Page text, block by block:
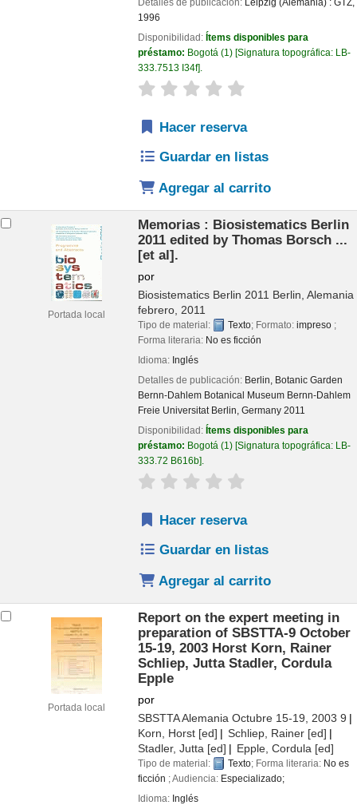
1996
Disponibilidad: Ítems disponibles para
préstamo: Bogotá(1) Signatura topográfica: LB-
333.7513 I34f .
valoración
Hacer reserva
Guardar en listas
Agregar al carrito
Portada local
Memorias : Biosistematics Berlin
2011 edited by Thomas Borsch ...
[et al].
por
Biosistematics Berlin 2011 Berlin, Alemania
febrero, 2011
Tipo de material: Texto; Formato: impreso ;
Forma literaria: No es ficción
Idioma: Inglés
Detalles de publicación: Berlin, Botanic Garden
Bernn-Dahlem Botanical Museum Bernn-Dahlem
Freie Universitat Berlin, Germany 2011
Disponibilidad: Ítems disponibles para
préstamo: Bogotá(1) Signatura topográfica: LB-
333.72 B616b .
valoración
Hacer reserva
Guardar en listas
Agregar al carrito
Portada local
Report on the expert meeting in
preparation of SBSTTA-9 October
15-19, 2003 Horst Korn, Rainer
Schliep, Jutta Stadler, Cordula
Epple
por
SBSTTAAlemania Octubre 15-19, 2003 9
Korn, Horst[ed] Schliep, Rainer [ed]
Stadler, Jutta [ed] Epple, Cordula [ed]
Tipo de material: Texto; Forma literaria: No es
ficción ; Audiencia: Especializado;
Idioma: Inglés